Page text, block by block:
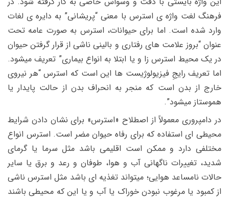
فرهنگ لغت واژه ی استرس با معنی “پریشانی” به دایره ی لغات
وارد شده است. اما برای حیوانات، استرس به صورت عامه تحت
عنوان “بروز علامت های رفتاری و بالینی ناشی از قرار گرفتن حیوان
در یک محیط استرس زا و یا ابتلا به انواع بیماری” تعریف میشود.
اما تعریف رایجِ فیزیولوژیست ها این است که استرس “هر نیروی
خارج از بدن است که منجر به انحراف بدن از حالت پایدار یا
هموستاز میشود”.
در دامپروری معمولاً از اصطلاح «استرس» برای نشان دادن شرایط
محیطی ای استفاده که برای رفاه حیوان مضر است. استرس انواع
مختلفی دارد و ممکن است اقلیمی باشد مثل سرما یا گرمای
شدید، تغییرات ناگهانی آب و هوا، طوفان و رعد و برق یا سایر
حالات نامساعد هوایی؛ میتواند تغذیه ای باشد مثل استرس ناشی
از کمبود یا مرغوب نبودن خوراک یا آب و یا این که محیطی باشند